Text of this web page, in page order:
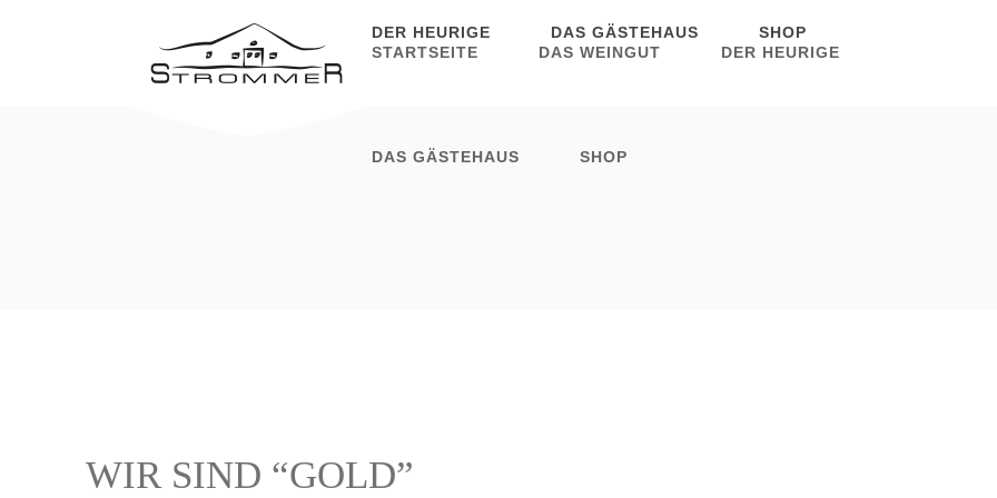
STARTSEITE DAS WEINGUT DER HEURIGE
DAS GÄSTEHAUS SHOP
DER HEURIGE DAS GÄSTEHAUS SHOP
WIR SIND “GOLD”